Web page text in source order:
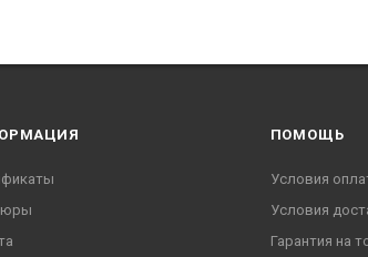
ПОМОЩЬ
Условия
Условия
Гарантия на